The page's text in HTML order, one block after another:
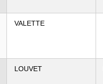
VALETTE
LOUVET